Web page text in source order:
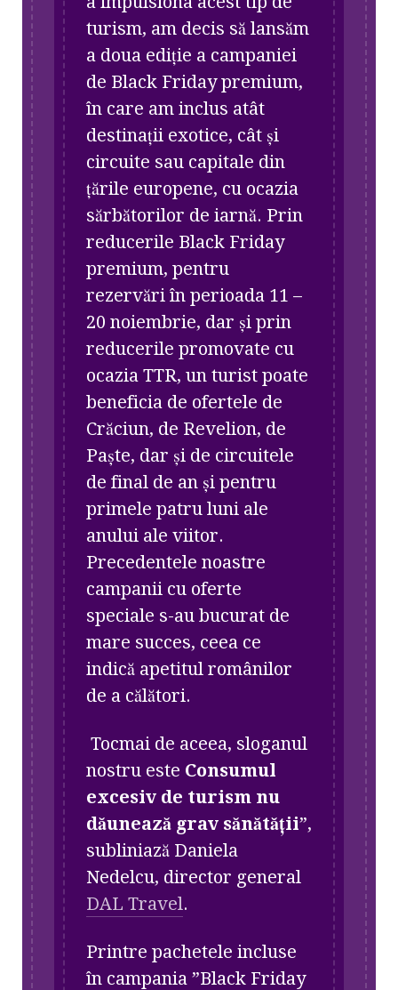
turism, am decis să lansăm
a doua ediție a campaniei
de Black Friday premium,
în care am inclus atât
destinații exotice, cât și
circuite sau capitale din
țările europene, cu ocazia
sărbătorilor de iarnă. Prin
reducerile Black Friday
premium, pentru
rezervări în perioada 11 –
20 noiembrie, dar și prin
reducerile promovate cu
ocazia TTR, un turist poate
beneficia de ofertele de
Crăciun, de Revelion, de
Paște, dar și de circuitele
de final de an și pentru
primele patru luni ale
anului ale viitor.
Precedentele noastre
campanii cu oferte
speciale s-au bucurat de
mare succes, ceea ce
indică apetitul românilor
de a călători.
Tocmai de aceea, sloganul
nostru este Consumul
excesiv de turism nu
dăunează grav sănătății”,
subliniază Daniela
Nedelcu, director general
DAL Travel.
Printre pachetele incluse
în campania ”Black Friday